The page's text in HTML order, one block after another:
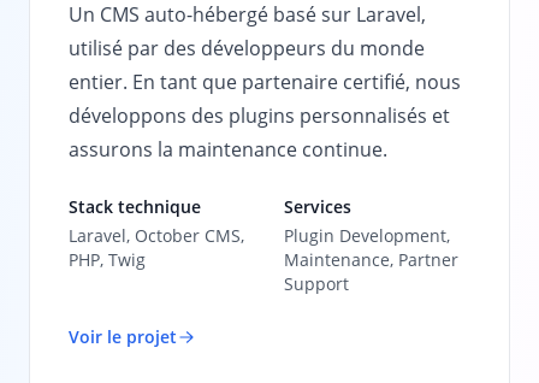
Un CMS auto-hébergé basé sur Laravel,
utilisé par des développeurs du monde
entier. En tant que partenaire certifié, nous
développons des plugins personnalisés et
assurons la maintenance continue.
Stack technique
Laravel, October CMS,
PHP, Twig
Services
Plugin Development,
Maintenance, Partner
Support
Voir le projet